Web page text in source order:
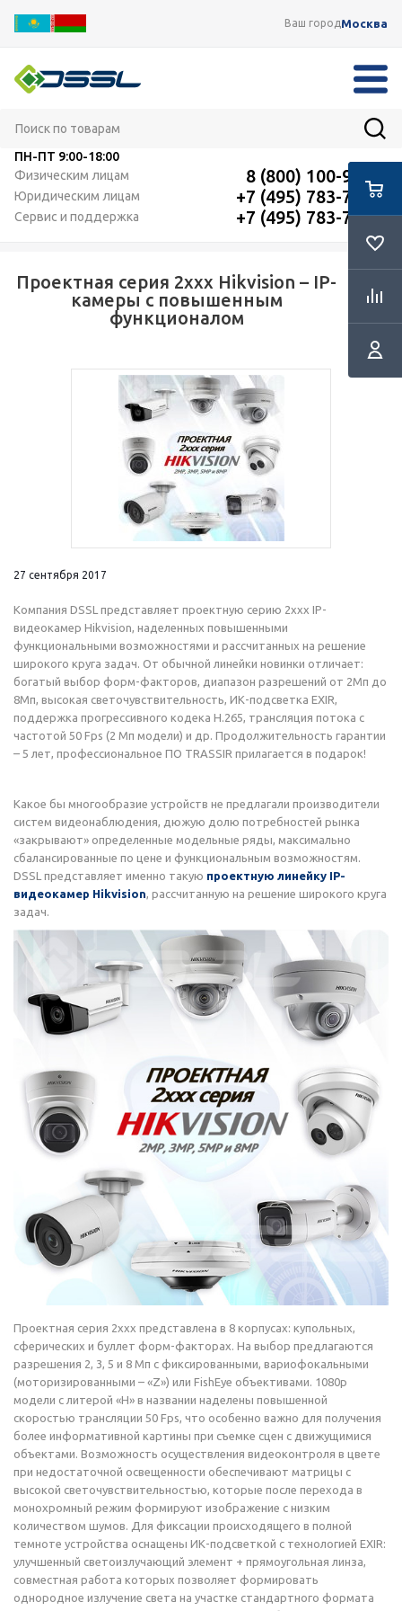
Ваш городМосква
ПН-ПТ 9:00-18:00
Физическим лицам
8 (800) 100-91-12
Юридическим лицам +7 (495) 783-72-87
Сервис и поддержка +7 (495) 783-72-87
Проектная серия 2xxx Hikvision – IP-
камеры с повышенным
функционалом
RSS
27 сентября 2017
Компания DSSL представляет проектную серию 2xxx IP-
видеокамер Hikvision, наделенных повышенными
функциональными возможностями и рассчитанных на решение
широкого круга задач. От обычной линейки новинки отличает:
богатый выбор форм-факторов, диапазон разрешений от 2Мп до
8Мп, высокая светочувствительность, ИК-подсветка EXIR,
поддержка прогрессивного кодека H.265, трансляция потока с
частотой 50 Fps (2 Мп модели) и др. Продолжительность гарантии
– 5 лет, профессиональное ПО TRASSIR прилагается в подарок!
Какое бы многообразие устройств не предлагали производители
систем видеонаблюдения, дюжую долю потребностей рынка
«закрывают» определенные модельные ряды, максимально
сбалансированные по цене и функциональным возможностям.
DSSL представляет именно такую проектную линейку IP-
видеокамер Hikvision, рассчитанную на решение широкого круга
задач.
Проектная серия 2xxx представлена в 8 корпусах: купольных,
сферических и буллет форм-факторах. На выбор предлагаются
разрешения 2, 3, 5 и 8 Мп с фиксированными, вариофокальными
(моторизированными – «Z») или FishEye объективами. 1080p
модели с литерой «H» в названии наделены повышенной
скоростью трансляции 50 Fps, что особенно важно для получения
более информативной картины при съемке сцен с движущимися
объектами. Возможность осуществления видеоконтроля в цвете
при недостаточной освещенности обеспечивают матрицы с
высокой светочувствительностью, которые после перехода в
монохромный режим формируют изображение с низким
количеством шумов. Для фиксации происходящего в полной
темноте устройства оснащены ИК-подсветкой с технологией EXIR:
улучшенный светоизлучающий элемент + прямоугольная линза,
совместная работа которых позволяет формировать
однородное излучение света на участке стандартного формата